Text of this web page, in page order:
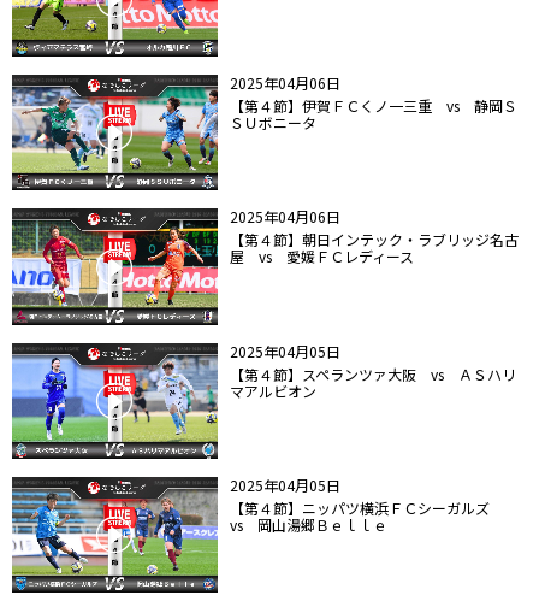
2025年04月06日
【第４節】伊賀ＦＣくノ一三重 vs 静岡Ｓ
ＳＵボニータ
2025年04月06日
【第４節】朝日インテック・ラブリッジ名古
屋 vs 愛媛ＦＣレディース
2025年04月05日
【第４節】スペランツァ大阪 vs ＡＳハリ
マアルビオン
2025年04月05日
【第４節】ニッパツ横浜ＦＣシーガルズ
vs 岡山湯郷Ｂｅｌｌｅ